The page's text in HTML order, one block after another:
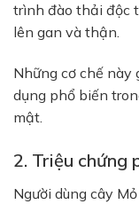
trình đào thải độc
lên gan và thận.
Những cơ chế này
dụng phổ biến
mật.
2. Triệu chứng
Người dùng cây